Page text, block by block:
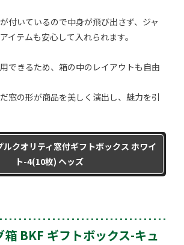
付いているので中身が飛び出さず、ジャ
イテムも安心して入れられます。
できるため、箱の中のレイアウトも自由
窓の形が商品を美しく演出し、魅力を引
ルクオリティ窓付ギフトボックス ホワイ
ト-4(10枚) ヘッズ
BKF ギフトボックス-キュ